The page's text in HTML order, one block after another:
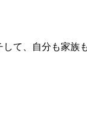
て、自分も家族